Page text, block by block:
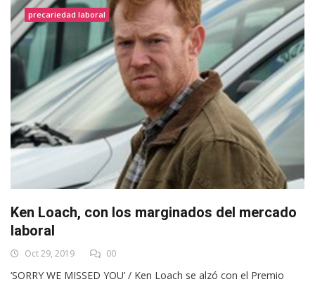
precariedad laboral
Ken Loach, con los marginados del mercado
laboral
Oct 29, 2019 00
‘SORRY WE MISSED YOU’ / Ken Loach se alzó con el Premio